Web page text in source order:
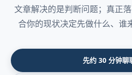
文章解决的是判断问题；真正
合你的现状决定先做什么、谁
先约 30 分钟聊